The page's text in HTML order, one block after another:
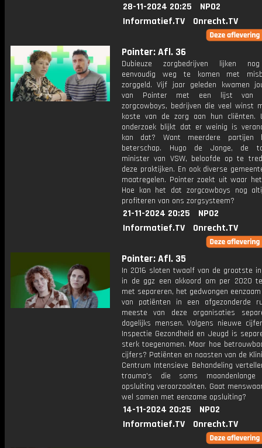
28-11-2024 20:25
NPO2
Informatief.TV
Onrecht.TV
Pointer: Afl. 36
Dubieuze zorgbedrijven lijken
eenvoudig weg te komen met
zorggeld. Vijf jaar geleden kwamen
van Pointer met een lijst van
zorgcowboys, bedrijven die veel winst
koste van de zorg aan hun cliënten.
onderzoek blijkt dat er weinig is
kan dat? Want meerdere partijen
beterschap. Hugo de Jonge, de
minister van VSW, beloofde op te
deze praktijken. En ook diverse
maatregelen. Pointer zoekt uit waar
Hoe kan het dat zorgcowboys nog
profiteren van ons zorgsysteem?
21-11-2024 20:25
NPO2
Informatief.TV
Onrecht.TV
Pointer: Afl. 35
In 2016 sloten twaalf van de grootste
in de ggz een akkoord om per 2020
met separeren, het gedwongen
van patiënten in een afgezonderde
meeste van deze organisaties
dagelijks mensen. Volgens nieuwe
Inspectie Gezondheid en Jeugd is
sterk toegenomen. Maar hoe
cijfers? Patiënten en naasten van de
Centrum Intensieve Behandeling
trauma's die soms maandenlange
opsluiting veroorzaakten. Gaat
wel samen met eenzame opsluiting?
14-11-2024 20:25
NPO2
Informatief.TV
Onrecht.TV